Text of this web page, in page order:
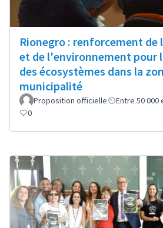
Rionegro : renforcement de
et de l'environnement pour
des écosystèmes dans la
municipalité
Proposition officielle Entre 50 000
0